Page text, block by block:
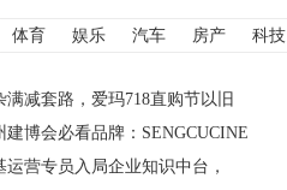
体育 娱乐 汽车 房产 科技
满减套路，爱玛718直购节以旧
建博会必看品牌：SENGCUCINE
运营专员入局企业知识中台，